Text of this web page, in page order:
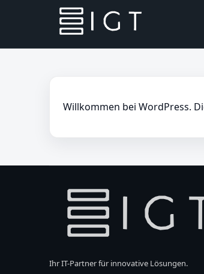
Willkommen bei WordPress.
Ihr IT-Partner für innovative Lösungen.